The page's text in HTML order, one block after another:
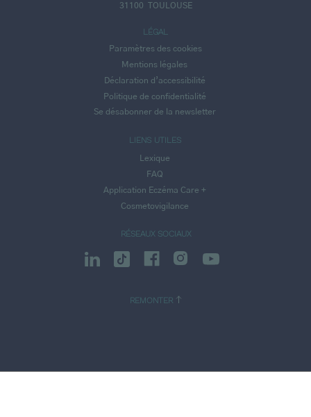
31100 TOULOUSE
LIENS UTILES
Lexique
FAQ
Application Eczéma Care +
Cosmetovigilance
LÉGAL
Paramètres des cookies
Mentions légales
Déclaration d’accessibilité
Politique de confidentialité
Se désabonner de la newsletter
RÉSEAUX SOCIAUX
REMONTER